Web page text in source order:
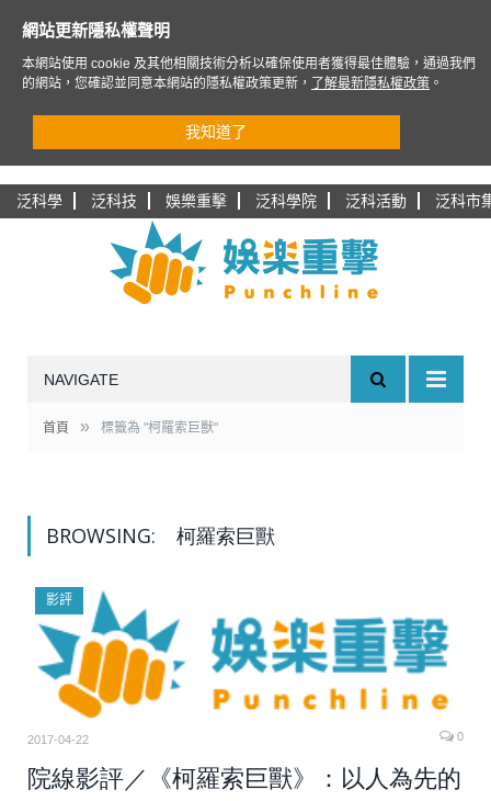
泛科學 泛科技 娛樂重擊 泛科學院 泛科活動 泛科市
NAVIGATE
首頁 » 標籤為 "柯羅索巨獸"
BROWSING: 柯羅索巨獸
影評
2017-04-22 0
院線影評／《柯羅索巨獸》：以人為先的
網站更新隱私權聲明
本網站使用 cookie 及其他相關技術分析以確保使用者獲得最佳體驗，通過我們
的網站，您確認並同意本網站的隱私權政策更新，
了解最新隱私權政策 。
我知道了